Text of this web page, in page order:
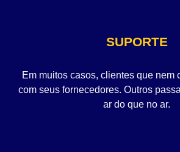
SUPORTE
Em muitos casos, clientes que nem
com seus fornecedores. Outros
ar do que no ar.